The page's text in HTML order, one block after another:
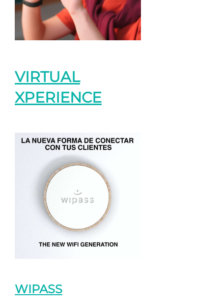
VIRTUAL
XPERIENCE
WIPASS